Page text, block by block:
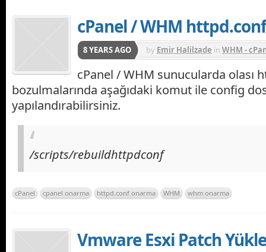
cPanel / WHM
8 YEARS AGO by Emir Halilzade in WHM -
cPanel / WHM sunucularda olası
bozulmalarında aşağıdaki komut ile config
yapılandırabilirsiniz.
/scripts/rebuildhttpdconf
cPanel cpanel onarma httpd.conf onarma WHM whm onarma
Vmware Esxi Patch